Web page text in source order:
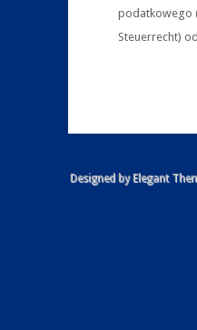
podatkowego
Steuerrecht)
Designed byElegant